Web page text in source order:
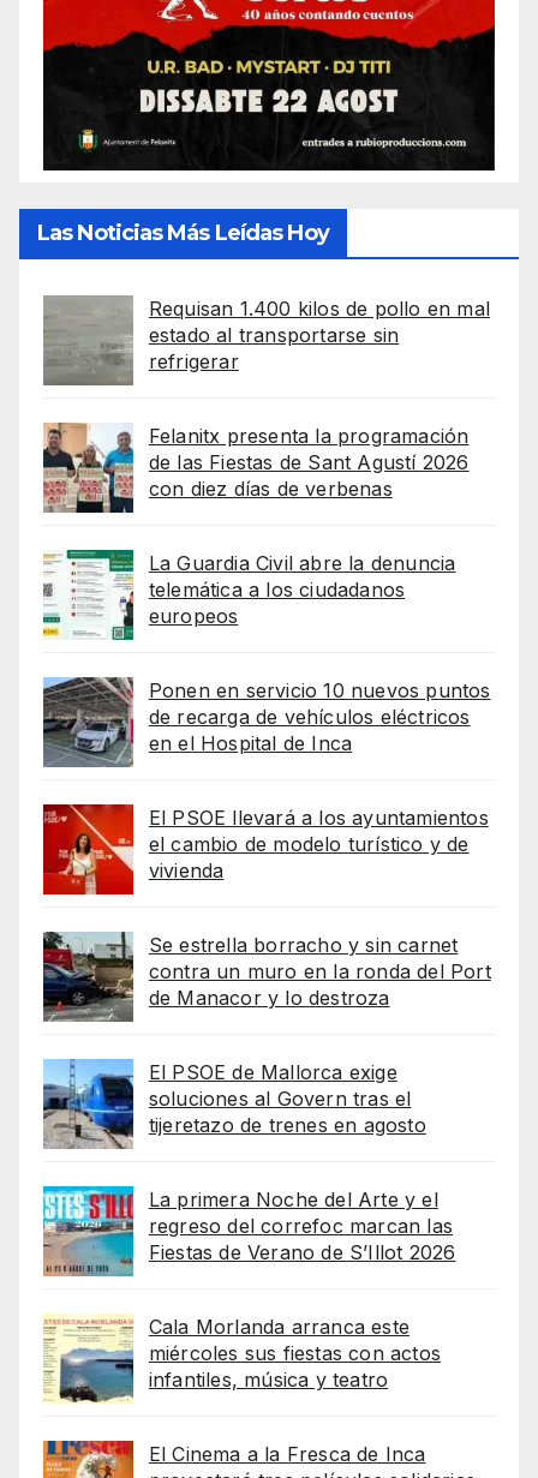
Las Noticias Más Leídas Hoy
Requisan 1.400 kilos de pollo en mal
estado al transportarse sin
refrigerar
Felanitx presenta la programación
de las Fiestas de Sant Agustí 2026
con diez días de verbenas
La Guardia Civil abre la denuncia
telemática a los ciudadanos
europeos
Ponen en servicio 10 nuevos puntos
de recarga de vehículos eléctricos
en el Hospital de Inca
El PSOE llevará a los ayuntamientos
el cambio de modelo turístico y de
vivienda
Se estrella borracho y sin carnet
contra un muro en la ronda del Port
de Manacor y lo destroza
El PSOE de Mallorca exige
soluciones al Govern tras el
tijeretazo de trenes en agosto
La primera Noche del Arte y el
regreso del correfoc marcan las
Fiestas de Verano de S’Illot 2026
Cala Morlanda arranca este
miércoles sus fiestas con actos
infantiles, música y teatro
El Cinema a la Fresca de Inca